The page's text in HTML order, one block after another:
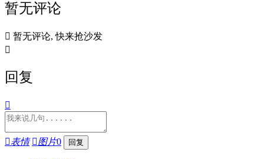
暂无评论
 暂无评论, 快来抢沙发

回复

表情 图片0